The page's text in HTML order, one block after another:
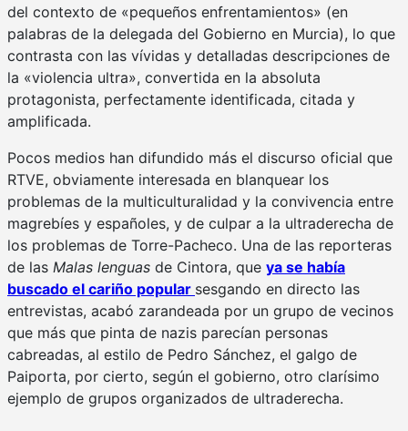
del contexto de «pequeños enfrentamientos» (en
palabras de la delegada del Gobierno en Murcia), lo que
contrasta con las vívidas y detalladas descripciones de
la «violencia ultra», convertida en la absoluta
protagonista, perfectamente identificada, citada y
amplificada.
Pocos medios han difundido más el discurso oficial que
RTVE, obviamente interesada en blanquear los
problemas de la multiculturalidad y la convivencia entre
magrebíes y españoles, y de culpar a la ultraderecha de
los problemas de Torre-Pacheco. Una de las reporteras
de las Malas lenguas de Cintora, que ya se había
buscado el cariño popular sesgando en directo las
entrevistas, acabó zarandeada por un grupo de vecinos
que más que pinta de nazis parecían personas
cabreadas, al estilo de Pedro Sánchez, el galgo de
Paiporta, por cierto, según el gobierno, otro clarísimo
ejemplo de grupos organizados de ultraderecha.